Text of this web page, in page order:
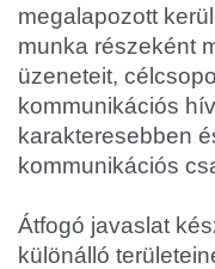
megalapozott
munka részeként
üzeneteit,
kommunikációs
karakteresebben
kommunikációs
Átfogó javaslat
különálló